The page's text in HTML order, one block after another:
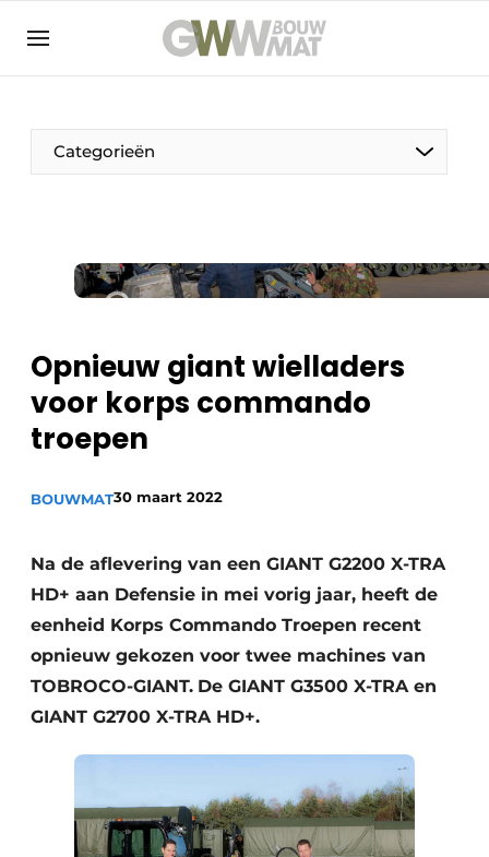
NL EN
Categorieën
De Pen
Duurzaamheid & Innovatie
Kopen/Huren/Leasen
Sloop & Recycling
Opnieuw giant wielladers
voor korps commando
troepen
BOUWMAT30 maart 2022
Na de aflevering van een GIANT G2200 X-TRA
HD+ aan Defensie in mei vorig jaar, heeft de
eenheid Korps Commando Troepen recent
opnieuw gekozen voor twee machines van
TOBROCO-GIANT. De GIANT G3500 X-TRA en
GIANT G2700 X-TRA HD+.